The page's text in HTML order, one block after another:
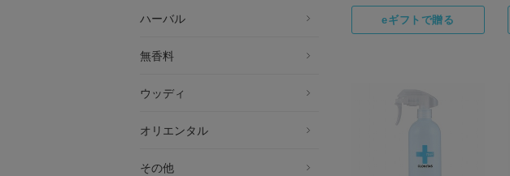
ハーバル
無香料
ウッディ
オリエンタル
その他